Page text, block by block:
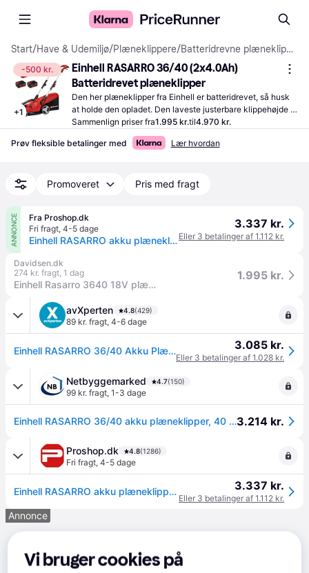
Start/Have & Udemiljø/Plæneklippere/ Batteridrevne plæneklippere
-500 kr.
+1
Einhell RASARRO 36/40 (2x4.0Ah)
Batteridrevet plæneklipper
Den her plæneklipper fra Einhell er batteridrevet, så husk
at holde den opladet. Den laveste justerbare klippehøjde er
25 mm; udmærket til at holde græsset kort.
Sammenlign priser fra1.995 kr.til4.970 kr.
Prøv fleksible betalinger med Lær hvordan
Promoveret Pris med fragt
ANNONCE
Fra Proshop.dk
Fri fragt, 4-5 dage
Einhell RASARRO akku plæneklipper 40 cm m/batteri og twinlader 2x4,0 Ah
3.337 kr.
Eller 3 betalinger af 1.112 kr.
Davidsen.dk
274 kr. fragt, 1 dag
Einhell Rasarro 3640 18V plæneklipper - inkl. 2x4.0Ah batteri og lader
1.995 kr.
avXperten 4.8(429)
89 kr. fragt, 4-6 dage
Einhell RASARRO 36/40 Akku Plæneklipper med Batteri - 40cm (36V) 3.085 kr.
Eller 3 betalinger af 1.028 kr.
Netbyggemarked 4.7(150)
99 kr. fragt, 1-3 dage
Einhell RASARRO 36/40 akku plæneklipper, 40 cm, 2 x 4,0 Ah, med batteri og twinlader - 500 m²3.214 kr.
Proshop.dk 4.8(1286)
Fri fragt, 4-5 dage
Einhell RASARRO akku plæneklipper 40 cm m/batteri og twinlader 2x4,0 Ah 3.337 kr.
Eller 3 betalinger af 1.112 kr.
Annonce
Vi bruger cookies på